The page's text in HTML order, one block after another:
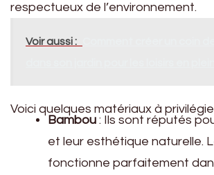
respectueux de l’environnement.
Voir aussi :
Voici quelques matériaux à
Bambou : Ils sont réputés
et leur esthétique naturelle.
fonctionne parfaitement